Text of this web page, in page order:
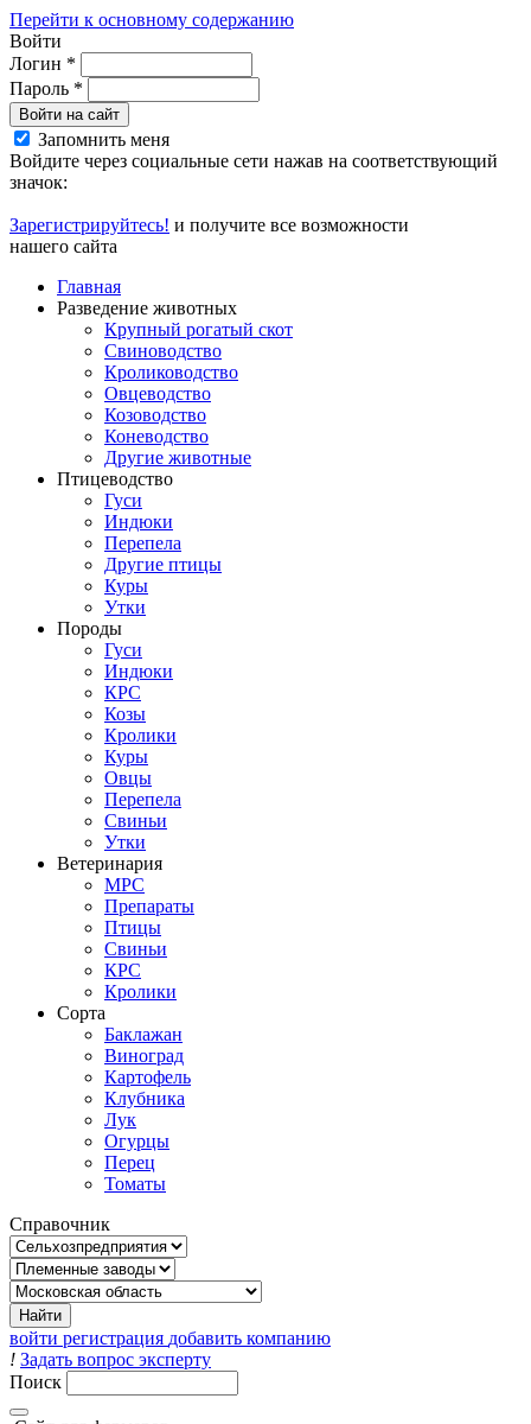
Перейти к основному содержанию
Войти
Логин *
Пароль *
Войти на сайт
Запомнить меня
Войдите через социальные сети нажав на соответствующий
значок:
Зарегистрируйтесь! и получите все возможности
нашего сайта
Главная
Разведение животных
Крупный рогатый скот
Свиноводство
Кролиководство
Овцеводство
Козоводство
Коневодство
Другие животные
Птицеводство
Гуси
Индюки
Перепела
Другие птицы
Куры
Утки
Породы
Гуси
Индюки
КРС
Козы
Кролики
Куры
Овцы
Перепела
Свиньи
Утки
Ветеринария
МРС
Препараты
Птицы
Свиньи
КРС
Кролики
Сорта
Баклажан
Виноград
Картофель
Клубника
Лук
Огурцы
Перец
Томаты
Справочник
войти регистрация добавить компанию
! Задать вопрос эксперту
Поиск